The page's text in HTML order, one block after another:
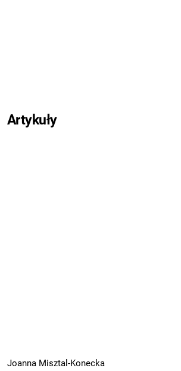
Artykuły
Joanna Misztal-Konecka